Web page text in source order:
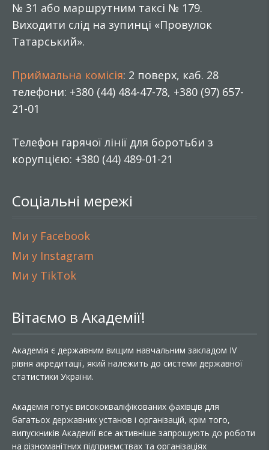
№ 31 або маршрутним таксі № 179.
Виходити слід на зупинці «Провулок
Татарський».
Приймальна комісія: 2 поверх, каб. 28
телефони: +380 (44) 484-47-78, +380 (97) 657-
21-01
Телефон гарячої лінії для боротьби з
корупцією: +380 (44) 489-01-21
Соціальні мережі
Ми у Facebook
Ми у Instagram
Ми у TikTok
Вітаємо в Академії!
Академія є державним вищим навчальним закладом IV
рівня акредитації, який належить до системи державної
статистики України.
Академія готує висококваліфікованих фахівців для
багатьох державних установ і організацій, крім того,
випускників Академії все активніше запрошують до роботи
на різноманітних підприємствах та організаціях